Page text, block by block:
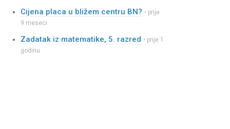
Cijena placa u bližem centru BN? • prije
9 meseci
Zadatak iz matematike, 5. razred • prije 1
godinu